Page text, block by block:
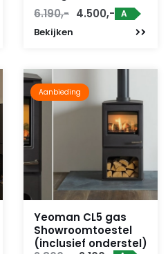
6.190,- Oorspronkelijke
was:
4.500,- Huidige
prijs
A
Bekijken
Aanbieding
Yeoman CL5 gas
Showroomtoestel
(inclusief onderstel)